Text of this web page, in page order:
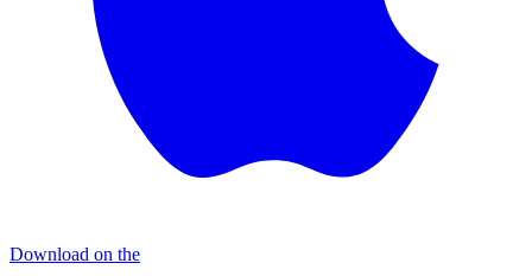
Download on the